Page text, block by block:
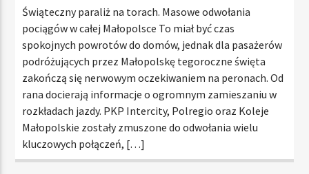
Świąteczny paraliż na torach. Masowe odwołania
pociągów w całej Małopolsce To miał być czas
spokojnych powrotów do domów, jednak dla pasażerów
podróżujących przez Małopolskę tegoroczne święta
zakończą się nerwowym oczekiwaniem na peronach. Od
rana docierają informacje o ogromnym zamieszaniu w
rozkładach jazdy. PKP Intercity, Polregio oraz Koleje
Małopolskie zostały zmuszone do odwołania wielu
kluczowych połączeń, […]